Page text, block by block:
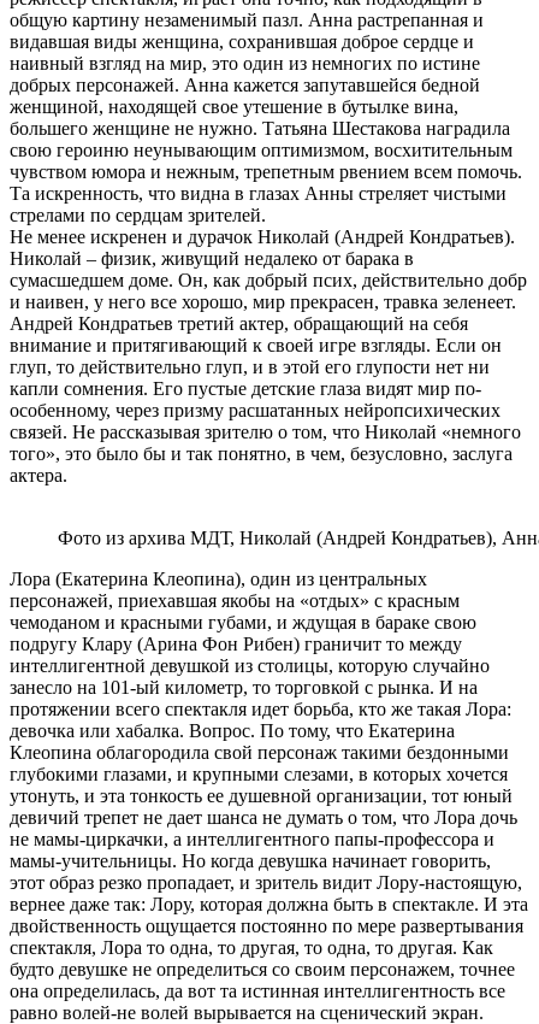
общую картину незаменимый пазл. Анна растрепанная и
видавшая виды женщина, сохранившая доброе сердце и
наивный взгляд на мир, это один из немногих по истине
добрых персонажей. Анна кажется запутавшейся бедной
женщиной, находящей свое утешение в бутылке вина,
большего женщине не нужно. Татьяна Шестакова наградила
свою героиню неунывающим оптимизмом, восхитительным
чувством юмора и нежным, трепетным рвением всем помочь.
Та искренность, что видна в глазах Анны стреляет чистыми
стрелами по сердцам зрителей.
Не менее искренен и дурачок Николай (Андрей Кондратьев).
Николай – физик, живущий недалеко от барака в
сумасшедшем доме. Он, как добрый псих, действительно добр
и наивен, у него все хорошо, мир прекрасен, травка зеленеет.
Андрей Кондратьев третий актер, обращающий на себя
внимание и притягивающий к своей игре взгляды. Если он
глуп, то действительно глуп, и в этой его глупости нет ни
капли сомнения. Его пустые детские глаза видят мир по-
особенному, через призму расшатанных нейропсихических
связей. Не рассказывая зрителю о том, что Николай «немного
того», это было бы и так понятно, в чем, безусловно, заслуга
актера.
Фото из архива МДТ, Николай (Андрей Кондратьев),
Лора (Екатерина Клеопина), один из центральных
персонажей, приехавшая якобы на «отдых» с красным
чемоданом и красными губами, и ждущая в бараке свою
подругу Клару (Арина Фон Рибен) граничит то между
интеллигентной девушкой из столицы, которую случайно
занесло на 101-ый километр, то торговкой с рынка. И на
протяжении всего спектакля идет борьба, кто же такая Лора:
девочка или хабалка. Вопрос. По тому, что Екатерина
Клеопина облагородила свой персонаж такими бездонными
глубокими глазами, и крупными слезами, в которых хочется
утонуть, и эта тонкость ее душевной организации, тот юный
девичий трепет не дает шанса не думать о том, что Лора дочь
не мамы-циркачки, а интеллигентного папы-профессора и
мамы-учительницы. Но когда девушка начинает говорить,
этот образ резко пропадает, и зритель видит Лору-настоящую,
вернее даже так: Лору, которая должна быть в спектакле. И эта
двойственность ощущается постоянно по мере развертывания
спектакля, Лора то одна, то другая, то одна, то другая. Как
будто девушке не определиться со своим персонажем, точнее
она определилась, да вот та истинная интеллигентность все
равно волей-не волей вырывается на сценический экран.